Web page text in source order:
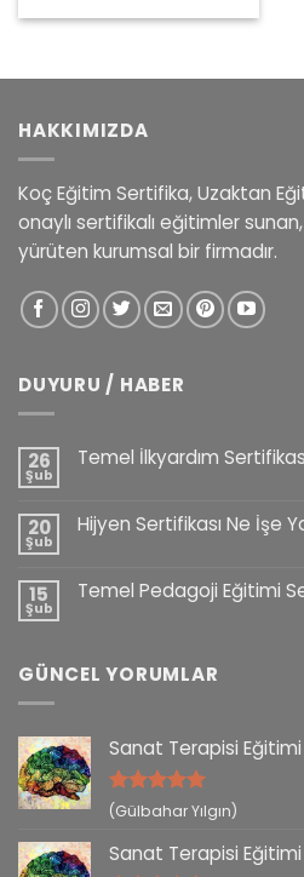
HAKKIMIZDA
Koç Eğitim Sertifika, Uzaktan
onaylı sertifikalı eğitimler
yürüten kurumsal bir firmadır.
DUYURU / HABER
26
Şub
Temel İlkyardım
20
Şub
Hijyen Sertifikası Ne İşe
15
Şub
Temel Pedagoji Eğitimi
GÜNCEL YORUMLAR
Sanat Terapisi Eğitimi
5 üzerinden
(Gülbahar Yılgın)
Sanat Terapisi Eğitimi